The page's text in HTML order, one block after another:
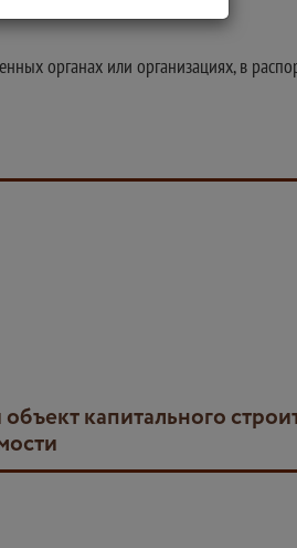
органах или организациях, в